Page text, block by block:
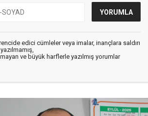
edici cümleler veya imalar, inançlara saldırı
ve büyük harflerle yazılmış yorumlar